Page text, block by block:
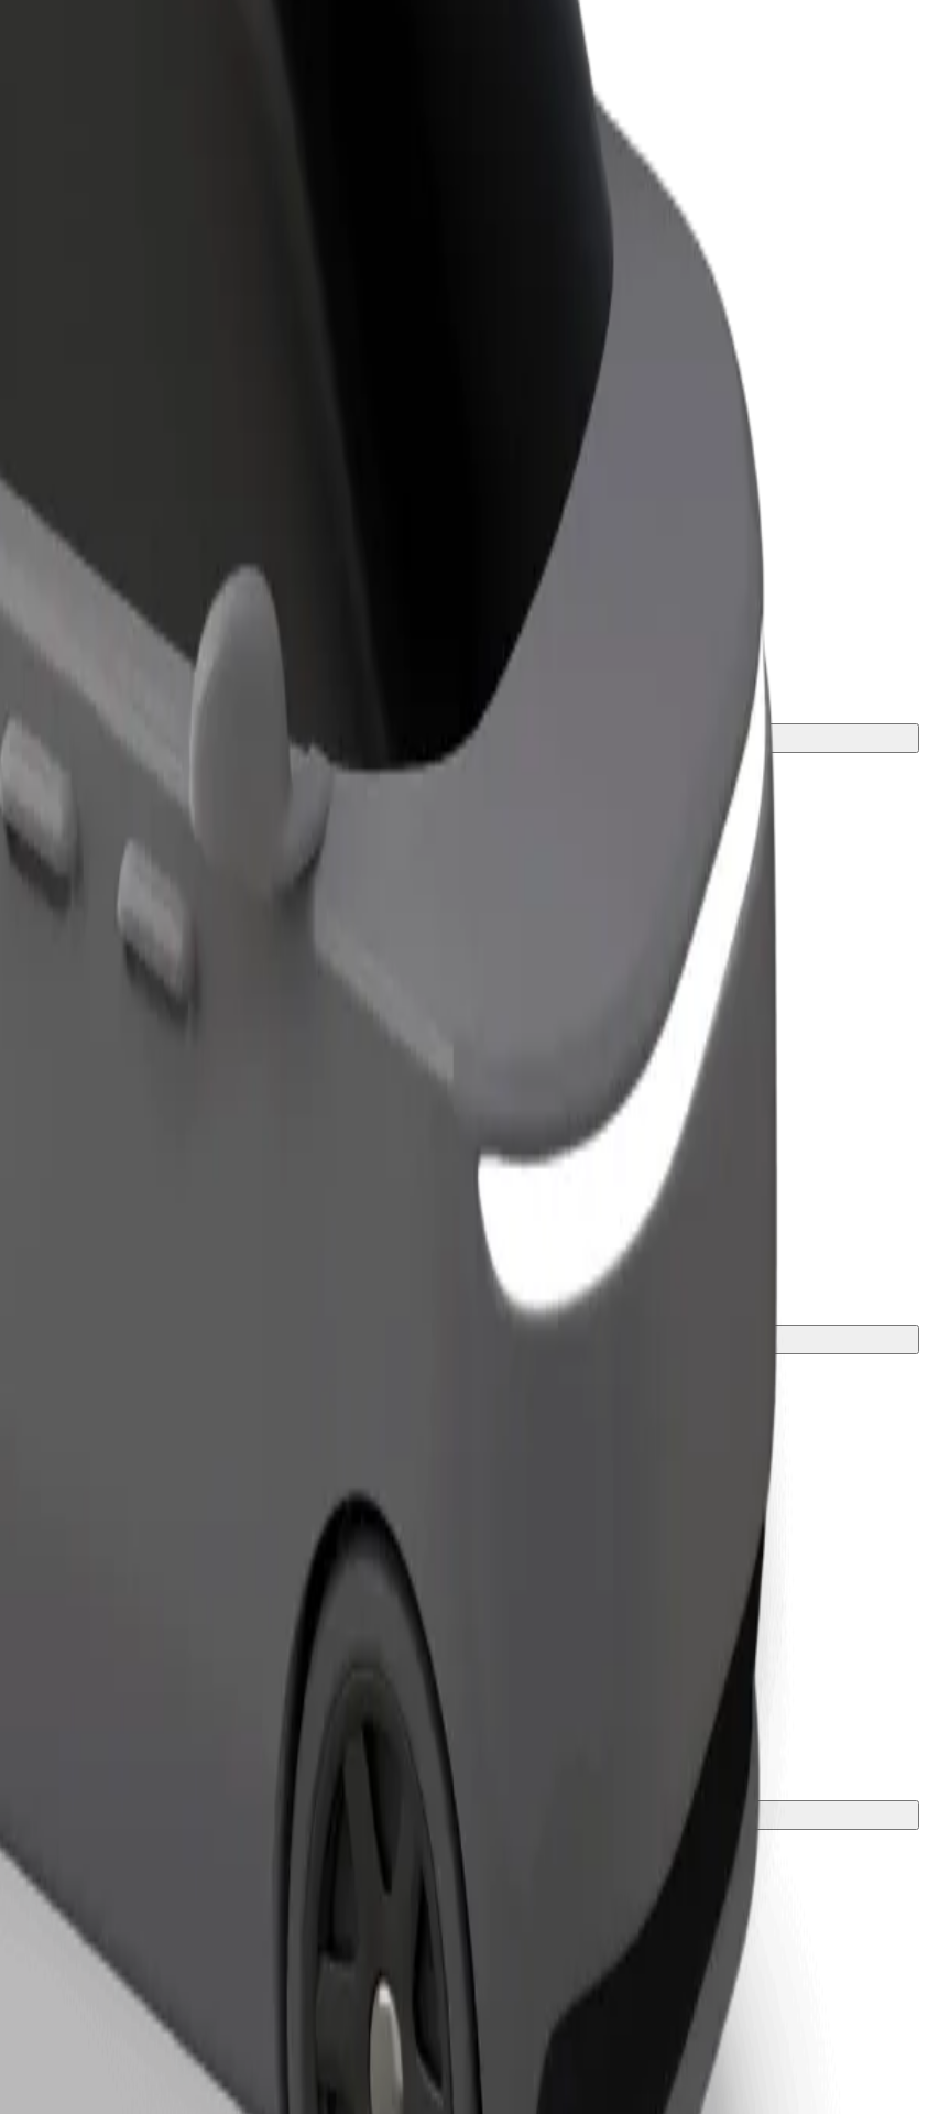
านค้า
ข้าถึง
ผลิตภัณฑ์และบริการของ Bolt ที่มีการขยายขนาด
อยู่ใช่ไหม มาดูบริการของเราและค้นหาเส้นทางที่ดีที่สุดสำหรับการเดินทางของคุณ